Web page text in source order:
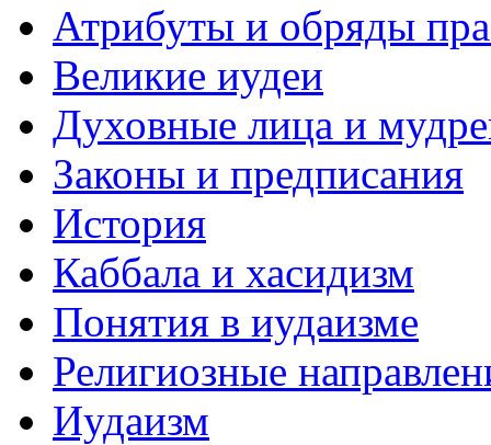
Атрибуты и обряды
Великие иудеи
Духовные лица и
Законы и предписания
История
Каббала и хасидизм
Понятия в иудаизме
Религиозные
Иудаизм